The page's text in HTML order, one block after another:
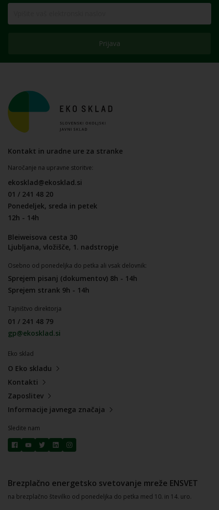
Prijava
Kontakt in uradne ure za stranke
Naročanje na upravne storitve:
ekosklad@ekosklad.si
01 / 241 48 20
Ponedeljek, sreda in petek
12h - 14h
Bleiweisova cesta 30
Ljubljana, vložišče, 1. nadstropje
Osebno od ponedeljka do petka ali vsak delovnik:
Sprejem pisanj (dokumentov) 8h - 14h
Sprejem strank 9h - 14h
Tajništvo direktorja
01 / 241 48 79
gp@ekosklad.si
Eko sklad
O Eko skladu
Kontakti
Zaposlitev
Informacije javnega značaja
Sledite nam
Brezplačno energetsko svetovanje mreže ENSVET
na brezplačno številko od ponedeljka do petka med 10. in 14. uro.